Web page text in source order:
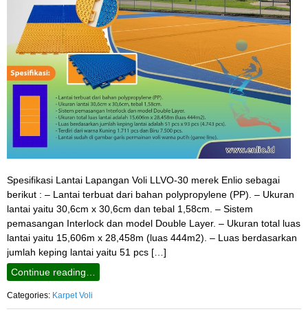
Spesifikasi Lantai Lapangan Voli LLVO-30 merek Enlio sebagai
berikut : – Lantai terbuat dari bahan polypropylene (PP). – Ukuran
lantai yaitu 30,6cm x 30,6cm dan tebal 1,58cm. – Sistem
pemasangan Interlock dan model Double Layer. – Ukuran total luas
lantai yaitu 15,606m x 28,458m (luas 444m2). – Luas berdasarkan
jumlah keping lantai yaitu 51 pcs […]
Continue reading…
Categories: Karpet Voli